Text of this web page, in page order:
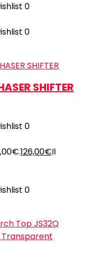
0
0
SHIFTER
0
126,00€Il
0